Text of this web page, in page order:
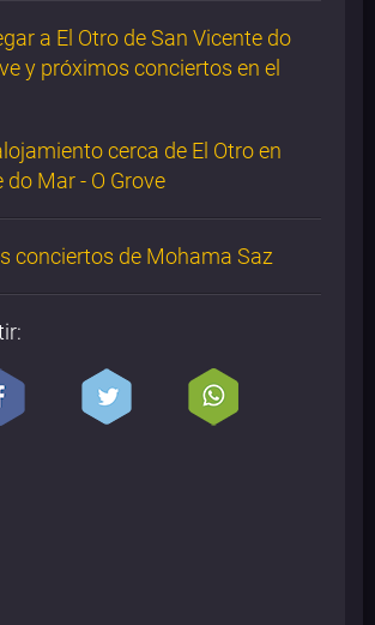
a El Otro de San Vicente do
y próximos conciertos en el
cerca de El Otro en
do Mar - O Grove
conciertos de Mohama Saz